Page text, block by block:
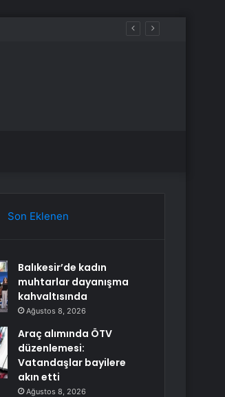
Son Eklenen
Balıkesir’de kadın
muhtarlar dayanışma
kahvaltısında
Ağustos 8, 2026
Araç alımında ÖTV
düzenlemesi:
Vatandaşlar bayilere
akın etti
Ağustos 8, 2026